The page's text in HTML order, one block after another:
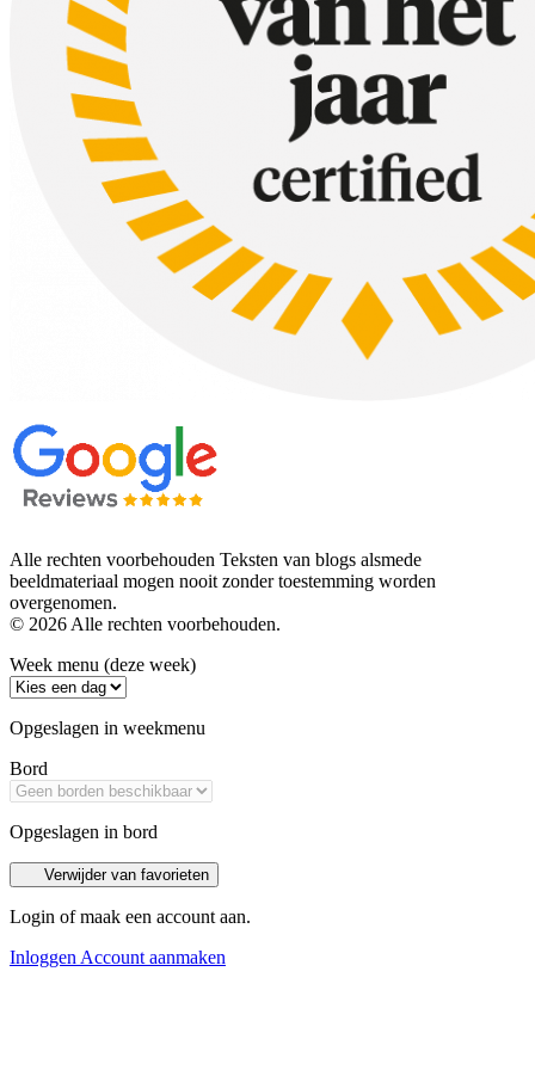
Alle rechten voorbehouden Teksten van blogs alsmede
beeldmateriaal mogen nooit zonder toestemming worden
overgenomen.
© 2026 Alle rechten voorbehouden.
Week menu (deze week)
Opgeslagen in weekmenu
Bord
Opgeslagen in bord
Verwijder van favorieten
Login of maak een account aan.
Inloggen Account aanmaken